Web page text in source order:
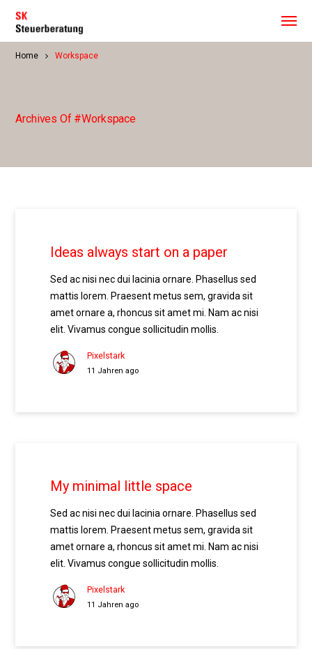
Home Workspace
Archives Of #workspace
Ideas always start on a paper
Sed ac nisi nec dui lacinia ornare. Phasellus sed
mattis lorem. Praesent metus sem, gravida sit
amet ornare a, rhoncus sit amet mi. Nam ac nisi
elit. Vivamus congue sollicitudin mollis.
Pixelstark
11 Jahren ago
My minimal little space
Sed ac nisi nec dui lacinia ornare. Phasellus sed
mattis lorem. Praesent metus sem, gravida sit
amet ornare a, rhoncus sit amet mi. Nam ac nisi
elit. Vivamus congue sollicitudin mollis.
Pixelstark
11 Jahren ago